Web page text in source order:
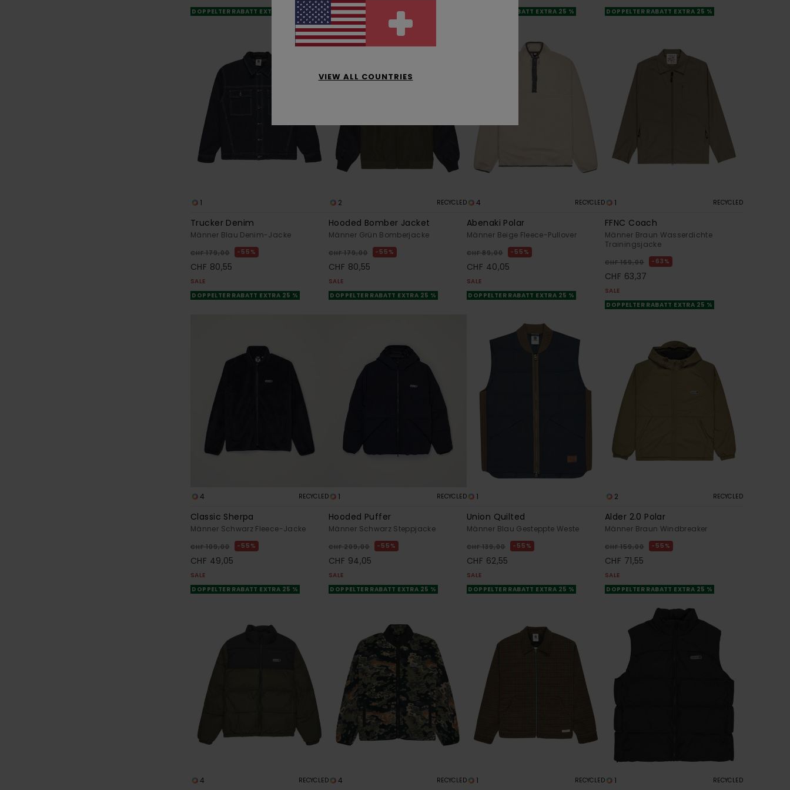
DOPPELTER RABATT EXTRA 25 %
DOPPELTER RABATT EXTRA 25 %
DOPPELTER RABATT EXTRA 25 %
DOPPELTER RABATT EXTRA 25 %
1
Trucker Denim
Männer Blau Denim-Jacke
CHF 179,00 55%
CHF 80,55
SALE
DOPPELTER RABATT EXTRA 25 %
2 RECYCLED
Hooded Bomber Jacket
Männer Grün Bomberjacke
CHF 179,00 55%
CHF 80,55
SALE
DOPPELTER RABATT EXTRA 25 %
4 RECYCLED
Abenaki Polar
Männer Beige Fleece-Pullover
CHF 89,00 55%
CHF 40,05
SALE
DOPPELTER RABATT EXTRA 25 %
1 RECYCLED
FFNC Coach
Männer Braun Wasserdichte
Trainingsjacke
CHF 169,00 63%
CHF 63,37
SALE
DOPPELTER RABATT EXTRA 25 %
4 RECYCLED
Classic Sherpa
Männer Schwarz Fleece-Jacke
CHF 109,00 55%
CHF 49,05
SALE
DOPPELTER RABATT EXTRA 25 %
1 RECYCLED
Hooded Puffer
Männer Schwarz Steppjacke
CHF 209,00 55%
CHF 94,05
SALE
DOPPELTER RABATT EXTRA 25 %
1
Union Quilted
Männer Blau Gesteppte Weste
CHF 139,00 55%
CHF 62,55
SALE
DOPPELTER RABATT EXTRA 25 %
2 RECYCLED
Alder 2.0 Polar
Männer Braun Windbreaker
CHF 159,00 55%
CHF 71,55
SALE
DOPPELTER RABATT EXTRA 25 %
4 RECYCLED 4 RECYCLED 1 RECYCLED 1 RECYCLED
VIEW ALL COUNTRIES